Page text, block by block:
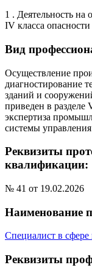
1 . Деятельность на
IV класса
Вид
Осуществление
диагностирование
зданий и
приведен в разделе
экспертиза
системы
Реквизиты
квалификации:
№ 41 от 19.02.2026
Наименование
Специалист в
Реквизиты